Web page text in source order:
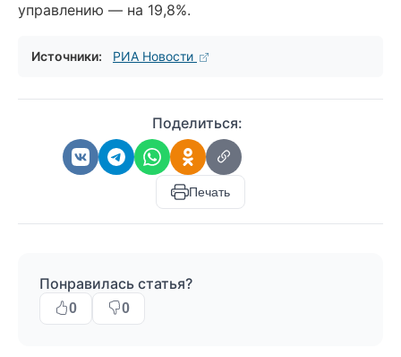
управлению — на 19,8%.
Источники: РИА Новости
Поделиться:
Печать
Понравилась статья?
0 0